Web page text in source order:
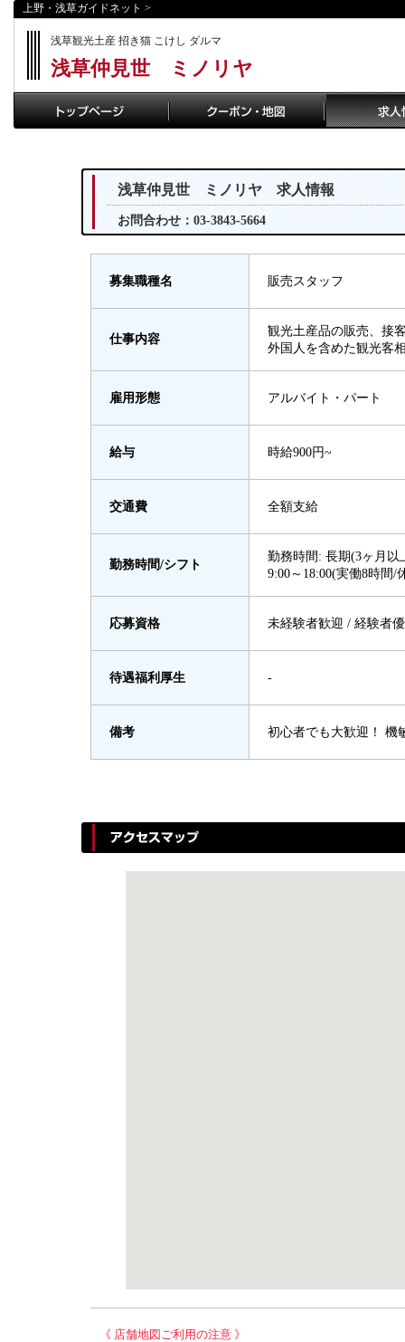
上野・浅草ガイドネット >
浅草観光土産 招き猫 こけし ダルマ
浅草仲見世 ミノリヤ
浅草仲見世 ミノリヤ 求人情報
お問合わせ：03-3843-5664
募集職種名 販売スタッフ
仕事内容
観光土産品の販売、接
外国人を含めた観光客
雇用形態 アルバイト・パート
給与 時給900円~
交通費 全額支給
勤務時間/シフト
勤務時間: 長期(3ヶ月以
9:00～18:00(実働8時間/
応募資格 未経験者歓迎 / 経験者
待遇福利厚生 -
備考 初心者でも大歓迎！ 機
《 店舗地図ご利用の注意 》